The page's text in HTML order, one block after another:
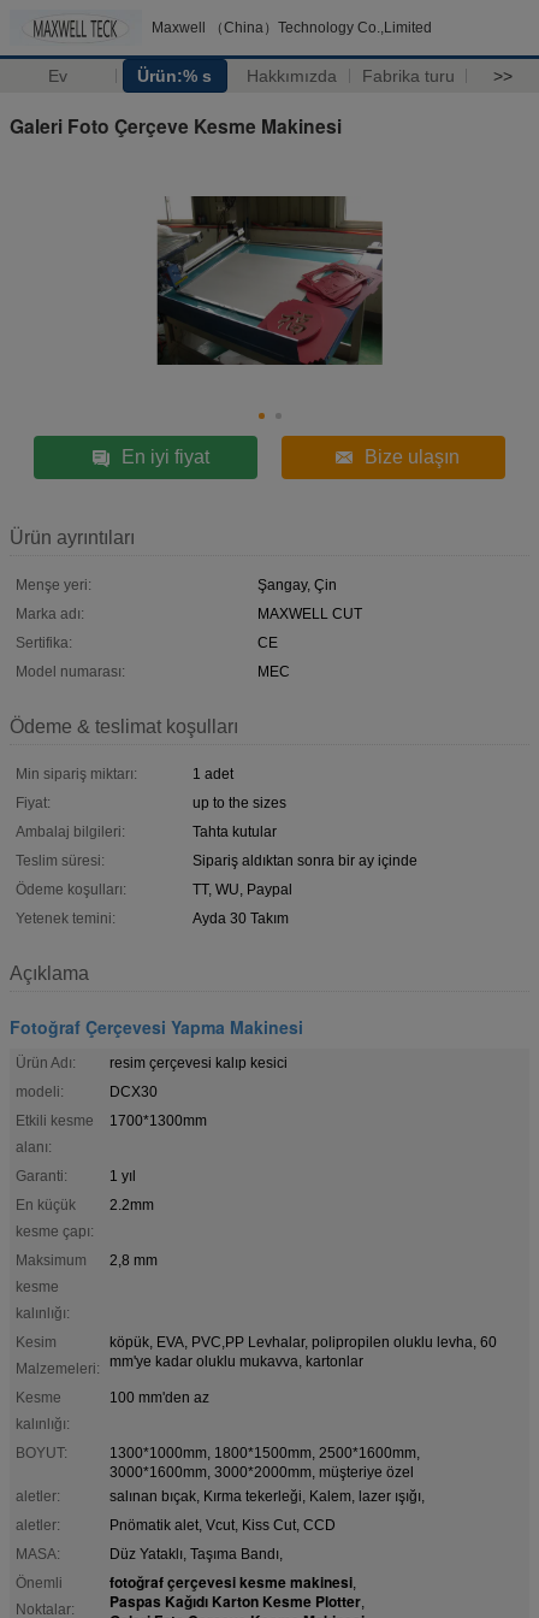
Maxwell （China）Technology Co.,Limited
Ev Ürün:% s Hakkımızda Fabrika turu >>
Galeri Foto Çerçeve Kesme Makinesi
En iyi fiyat Bize ulaşın
Ürün ayrıntıları
Menşe yeri:
Şangay, Çin
Marka adı:
MAXWELL CUT
Sertifika:
CE
Model numarası:
MEC
Ödeme & teslimat koşulları
Min sipariş miktarı:
1 adet
Fiyat:
up to the sizes
Ambalaj bilgileri:
Tahta kutular
Teslim süresi:
Sipariş aldıktan sonra bir ay içinde
Ödeme koşulları:
TT, WU, Paypal
Yetenek temini:
Ayda 30 Takım
Açıklama
Fotoğraf Çerçevesi Yapma Makinesi
Ürün Adı:
resim çerçevesi kalıp kesici
modeli:
DCX30
Etkili kesme
alanı:
1700*1300mm
Garanti:
1 yıl
En küçük
kesme çapı:
2.2mm
Maksimum
kesme
kalınlığı:
2,8 mm
Kesim
Malzemeleri:
köpük, EVA, PVC,PP Levhalar, polipropilen oluklu levha, 60
mm'ye kadar oluklu mukavva, kartonlar
Kesme
kalınlığı:
100 mm'den az
BOYUT:
1300*1000mm, 1800*1500mm, 2500*1600mm,
3000*1600mm, 3000*2000mm, müşteriye özel
aletler:
salınan bıçak, Kırma tekerleği, Kalem, lazer ışığı,
aletler:
Pnömatik alet, Vcut, Kiss Cut, CCD
MASA:
Düz Yataklı, Taşıma Bandı,
Önemli
Noktalar:
fotoğraf çerçevesi kesme makinesi,
Paspas Kağıdı Karton Kesme Plotter,